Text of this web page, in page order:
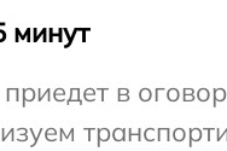
минут
в